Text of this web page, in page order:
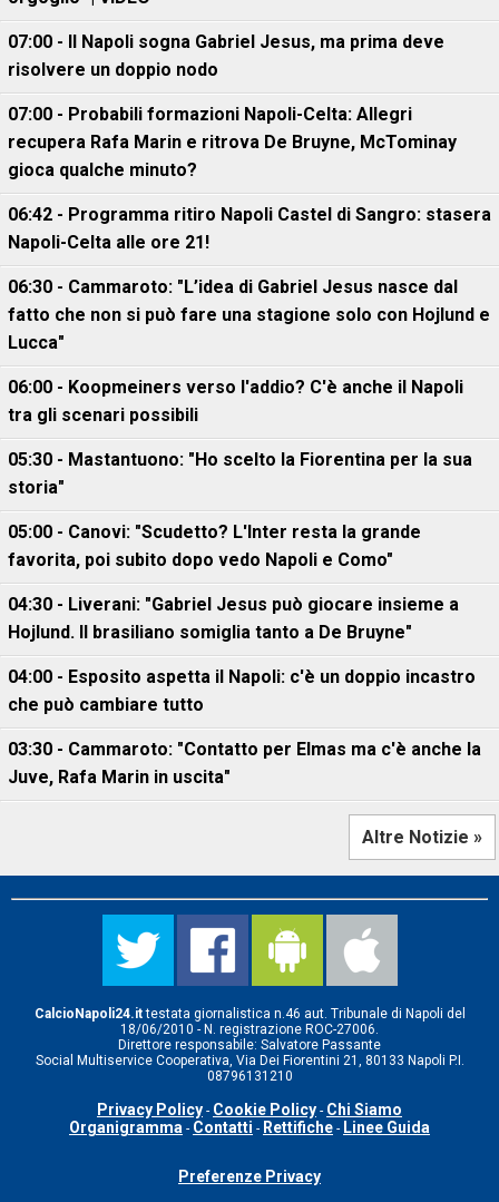
07:00 - Il Napoli sogna Gabriel Jesus, ma prima deve
risolvere un doppio nodo
07:00 - Probabili formazioni Napoli-Celta: Allegri
recupera Rafa Marin e ritrova De Bruyne, McTominay
gioca qualche minuto?
06:42 - Programma ritiro Napoli Castel di Sangro: stasera
Napoli-Celta alle ore 21!
06:30 - Cammaroto: "L’idea di Gabriel Jesus nasce dal
fatto che non si può fare una stagione solo con Hojlund e
Lucca"
06:00 - Koopmeiners verso l'addio? C'è anche il Napoli
tra gli scenari possibili
05:30 - Mastantuono: "Ho scelto la Fiorentina per la sua
storia"
05:00 - Canovi: "Scudetto? L'Inter resta la grande
favorita, poi subito dopo vedo Napoli e Como"
04:30 - Liverani: "Gabriel Jesus può giocare insieme a
Hojlund. Il brasiliano somiglia tanto a De Bruyne"
04:00 - Esposito aspetta il Napoli: c'è un doppio incastro
che può cambiare tutto
03:30 - Cammaroto: "Contatto per Elmas ma c'è anche la
Juve, Rafa Marin in uscita"
Altre Notizie »
CalcioNapoli24.ittestata giornalistica n.46 aut. Tribunale di Napoli del
18/06/2010 - N. registrazione ROC-27006.
Direttore responsabile: Salvatore Passante
Social Multiservice Cooperativa, Via Dei Fiorentini 21, 80133 Napoli P.I.
08796131210
Privacy Policy - Cookie Policy - Chi Siamo
Organigramma - Contatti - Rettifiche - Linee Guida
Preferenze Privacy